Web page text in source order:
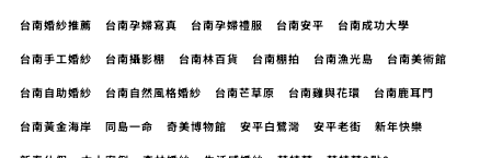
台南婚紗推薦 台南孕婦寫真 台南孕婦禮服 台南安平 台南成功大學
台南手工婚紗 台南攝影棚 台南林百貨 台南棚拍 台南漁光島 台南美術館
台南自助婚紗 台南自然風格婚紗 台南芒草原 台南雞與花環 台南鹿耳門
台南黃金海岸 同島一命 奇美博物館 安平白鷺灣 安平老街 新年快樂